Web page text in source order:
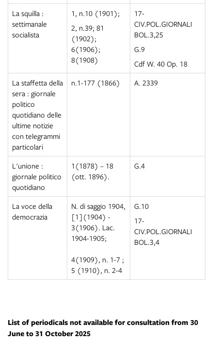
La squilla :
settimanale
socialista
1, n.10 (1901);
2, n.39; 81
(1902);
6(1906);
8(1908)
17-
CIV.POL.GIORNALI
BOL.3,25
G.9
Cdf W. 40 Op. 18
La staffetta della
sera : giornale
politico
quotidiano delle
ultime notizie
con telegrammi
particolari
n.1-177 (1866) A. 2339
L'unione :
giornale politico
quotidiano
1(1878) – 18
(ott. 1896).
G.4
La voce della
democrazia
N. di saggio 1904,
[1](1904) -
3(1906). Lac.
1904-1905;
4(1909), n. 1-7 ;
5 (1910), n. 2-4
G.10
17-
CIV.POL.GIORNALI
BOL.3,4
List of periodicals not available for consultation from 30
June to 31 October 2025